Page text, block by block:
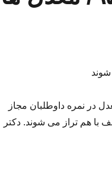
در نمره داوطلبان مجاز
های مختلف با هم تراز می شوند. دکتر